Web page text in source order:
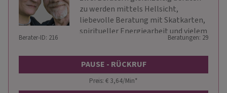
zu werden mittels Hellsicht,
liebevolle Beratung mit Skatkarten,
spiritueller Energiearbeit und vielem
Berater-ID: 216 Beratungen: 29
PAUSE - RÜCKRUF
Preis: € 3,64/Min*